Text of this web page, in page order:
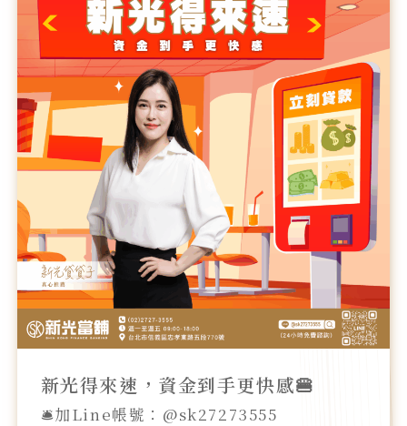
新光得來速，資金到手更快感🍔
🛎️加Line帳號：@sk27273555
光
得
來
速，
資
金
到
快
感
🍔